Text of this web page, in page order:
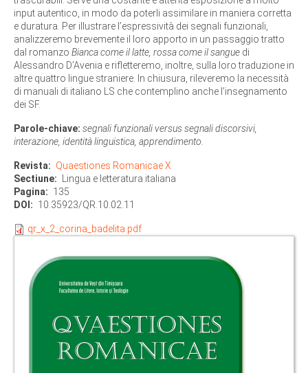
input autentico, in modo da poterli assimilare in maniera corretta
e duratura. Per illustrare l’espressività dei segnali funzionali,
analizzeremo brevemente il loro apporto in un passaggio tratto
dal romanzo Bianca come il latte, rossa come il sangue di
Alessandro D’Avenia e rifletteremo, inoltre, sulla loro traduzione in
altre quattro lingue straniere. In chiusura, rileveremo la necessità
di manuali di italiano LS che contemplino anche l’insegnamento
dei SF.
Parole-chiave: segnali funzionali versus segnali discorsivi,
interazione, identità linguistica, apprendimento.
Revista
Quaestiones Romanicae X
Sectiune
Lingua e letteratura italiana
Pagina
135
DOI
10.35923/QR.10.02.11
qr_x_2_corina_badelita.pdf